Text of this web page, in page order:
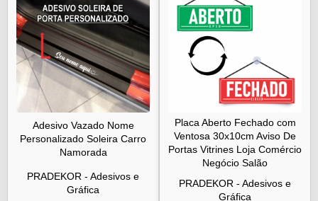
Adesivo Vazado Nome
Personalizado Soleira Carro
Namorada
PRADEKOR - Adesivos e
Gráfica
Placa Aberto Fechado com
Ventosa 30x10cm Aviso De
Portas Vitrines Loja Comércio
Negócio Salão
PRADEKOR - Adesivos e
Gráfica